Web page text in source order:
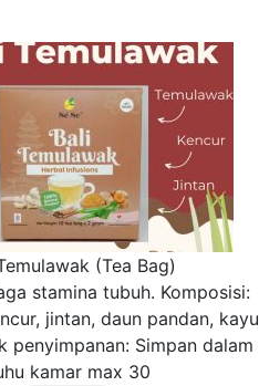
(Tea Bag)
stamina tubuh. Komposisi:
jintan, daun pandan, kayu
penyimpanan: Simpan dalam
kamar max 30